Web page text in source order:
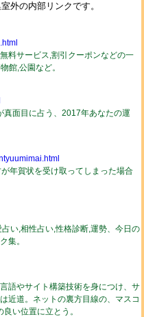
外の内部リンクです。
料サービス,割引クーポンなどの一
館,公園など。
真面目に占う、2017年あなたの運
年賀状を受け取ってしまった場合
い,相性占い,性格診断,運勢、今日の
集。
語やサイト構築技術を身につけ、サ
近道。ネットの裏方目線の、マスコ
い位置に立とう。